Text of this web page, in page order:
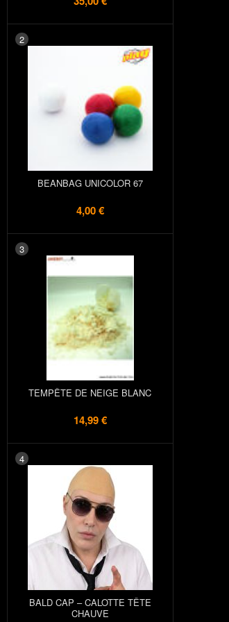
2
BEANBAG UNICOLOR 67
4,00 €
3
TEMPÊTE DE NEIGE BLANC
14,99 €
4
BALD CAP – CALOTTE TÊTE
CHAUVE